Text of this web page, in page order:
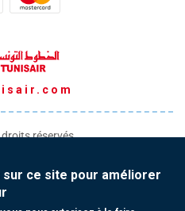
réservés
ce site pour améliorer